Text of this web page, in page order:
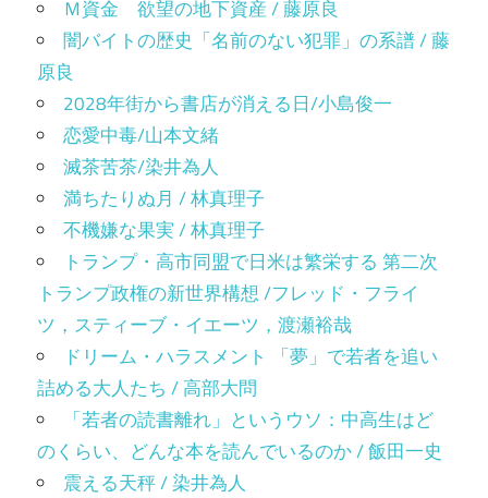
Ｍ資金 欲望の地下資産 / 藤原良
闇バイトの歴史「名前のない犯罪」の系譜 / 藤
原良
2028年街から書店が消える日/小島俊一
恋愛中毒/山本文緒
滅茶苦茶/染井為人
満ちたりぬ月 / 林真理子
不機嫌な果実 / 林真理子
トランプ・高市同盟で日米は繁栄する 第二次
トランプ政権の新世界構想 /フレッド・フライ
ツ，スティーブ・イエーツ，渡瀬裕哉
ドリーム・ハラスメント 「夢」で若者を追い
詰める大人たち / 高部大問
「若者の読書離れ」というウソ：中高生はど
のくらい、どんな本を読んでいるのか / 飯田一史
震える天秤 / 染井為人